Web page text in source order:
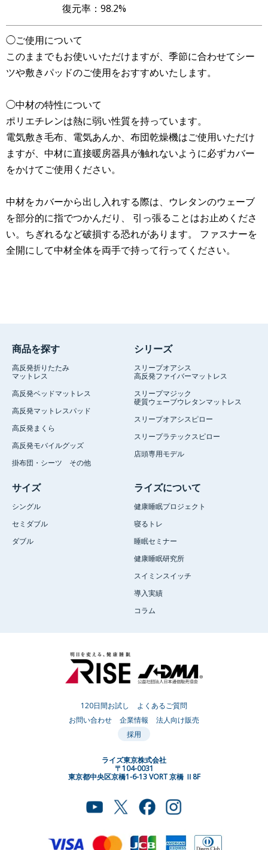
復元率：98.2%
◯ご使用について
このままでもお使いいただけますが、季節に合わせてシー
ツや敷きパッドのご使用をおすすめいたします。
◯中材の特性について
ポリエチレンは熱に弱い性質を持っています。
電気敷き毛布、電気あんか、布団乾燥機はご使用いただけ
ますが、中材に直接暖房器具が触れないように必ずカバー
をかけてご使用ください。
中材をカバーから出し入れする際は、ウレタンのウェーブ
を部分的に指でつかんだり、 引っ張ることはお止めくださ
い。ちぎれるなど破損する恐れがあります。 ファスナーを
全開にして中材全体を両手で持って行ってください。
商品を探す
高反発折りたたみ
マットレス
高反発ベッドマットレス
高反発マットレスパッド
高反発まくら
高反発モバイルグッズ
掛布団・シーツ その他
シリーズ
スリープオアシス
高反発ファイバーマットレス
スリープマジック
硬質ウェーブウレタンマットレス
スリープオアシスピロー
スリープラテックスピロー
店頭専用モデル
サイズ
シングル
セミダブル
ダブル
ライズについて
健康睡眠プロジェクト
寝るトレ
睡眠セミナー
健康睡眠研究所
スイミンスイッチ
導入実績
コラム
120日間お試し
よくあるご質問
お問い合わせ
企業情報
法人向け販売
採用
ライズ東京株式会社
〒104-0031
東京都中央区京橋1-6-13 VORT 京橋 Ⅱ8F